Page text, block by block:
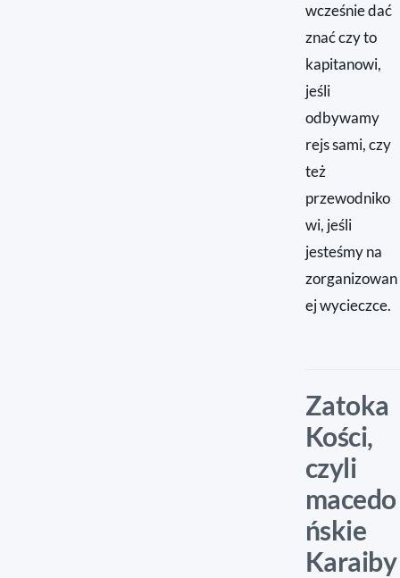
wcześnie dać
znać czy to
kapitanowi,
jeśli
odbywamy
rejs sami, czy
też
przewodniko
wi, jeśli
jesteśmy na
zorganizowan
ej wycieczce.
Zatoka
Kości,
czyli
macedo
ńskie
Karaiby